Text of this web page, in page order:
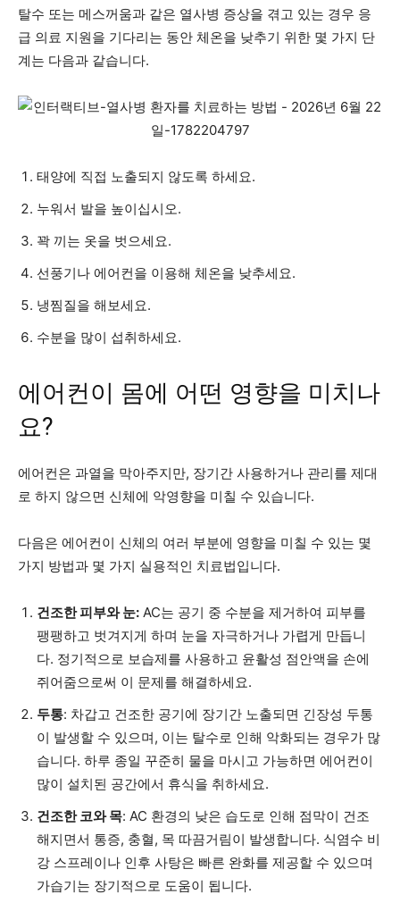
탈수 또는 메스꺼움과 같은 열사병 증상을 겪고 있는 경우 응
급 의료 지원을 기다리는 동안 체온을 낮추기 위한 몇 가지 단
계는 다음과 같습니다.
태양에 직접 노출되지 않도록 하세요.
누워서 발을 높이십시오.
꽉 끼는 옷을 벗으세요.
선풍기나 에어컨을 이용해 체온을 낮추세요.
냉찜질을 해보세요.
수분을 많이 섭취하세요.
에어컨이 몸에 어떤 영향을 미치나
요?
에어컨은 과열을 막아주지만, 장기간 사용하거나 관리를 제대
로 하지 않으면 신체에 악영향을 미칠 수 있습니다.
다음은 에어컨이 신체의 여러 부분에 영향을 미칠 수 있는 몇
가지 방법과 몇 가지 실용적인 치료법입니다.
건조한 피부와 눈: AC는 공기 중 수분을 제거하여 피부를
팽팽하고 벗겨지게 하며 눈을 자극하거나 가렵게 만듭니
다. 정기적으로 보습제를 사용하고 윤활성 점안액을 손에
쥐어줌으로써 이 문제를 해결하세요.
두통: 차갑고 건조한 공기에 장기간 노출되면 긴장성 두통
이 발생할 수 있으며, 이는 탈수로 인해 악화되는 경우가 많
습니다. 하루 종일 꾸준히 물을 마시고 가능하면 에어컨이
많이 설치된 공간에서 휴식을 취하세요.
건조한 코와 목: AC 환경의 낮은 습도로 인해 점막이 건조
해지면서 통증, 충혈, 목 따끔거림이 발생합니다. 식염수 비
강 스프레이나 인후 사탕은 빠른 완화를 제공할 수 있으며
가습기는 장기적으로 도움이 됩니다.